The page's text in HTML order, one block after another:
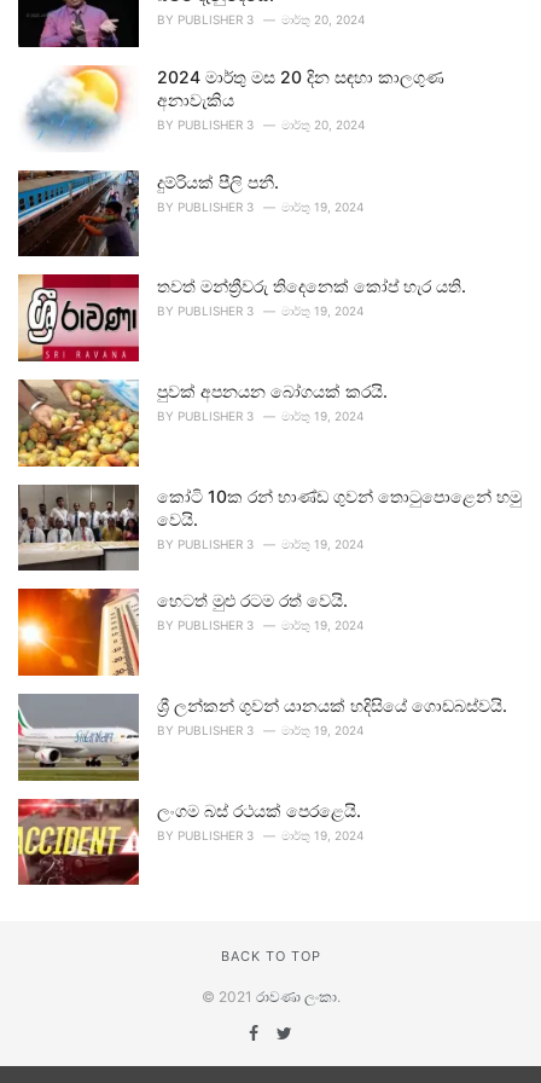
BY PUBLISHER 3 මාර්තු 20, 2024
2024 මාර්තු මස 20 දින සඳහා කාලගුණ
අනාවැකිය
BY PUBLISHER 3 මාර්තු 20, 2024
දුම්රියක් පීලි පනී.
BY PUBLISHER 3 මාර්තු 19, 2024
තවත් මන්ත්‍රීවරු තිදෙනෙක් කෝප් හැර යති.
BY PUBLISHER 3 මාර්තු 19, 2024
පුවක් අපනයන බෝගයක් කරයි.
BY PUBLISHER 3 මාර්තු 19, 2024
කෝටි 10ක රන් භාණ්ඩ ගුවන් තොටුපොළෙන් හමු
වෙයි.
BY PUBLISHER 3 මාර්තු 19, 2024
හෙටත් මුළු රටම රත් වෙයි.
BY PUBLISHER 3 මාර්තු 19, 2024
ශ්‍රී ලන්කන් ගුවන් යානයක් හදිසියේ ගොඩබස්වයි.
BY PUBLISHER 3 මාර්තු 19, 2024
ලංගම බස් රථයක් පෙරළෙයි.
BY PUBLISHER 3 මාර්තු 19, 2024
BACK TO TOP
© 2021 රාවණා ලංකා.